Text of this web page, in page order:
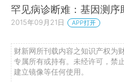
罕见病诊断难：基因测序
2015年09月21日 APP打开
财新网所刊载内容之知识产权为
专属所有或持有。未经许可，禁
建立镜像等任何使用。